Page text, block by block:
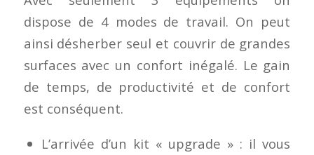
dispose de 4 modes de travail. On peut
ainsi désherber seul et couvrir de grandes
surfaces avec un confort inégalé. Le gain
de temps, de productivité et de confort
est conséquent.
L’arrivée d’un kit « upgrade » : il vous